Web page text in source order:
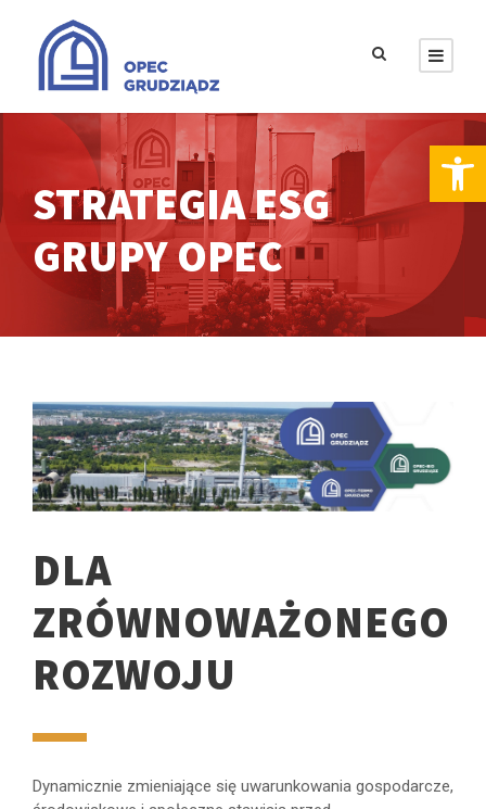
Otwórz pasek narzędzi
STRATEGIA ESG
GRUPY OPEC
DLA
ZRÓWNOWAŻONEGO
ROZWOJU
Dynamicznie zmieniające się uwarunkowania gospodarcze,